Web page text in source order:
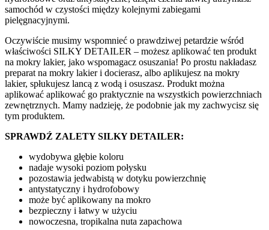
samochód w czystości między kolejnymi zabiegami
pielęgnacyjnymi.
Oczywiście musimy wspomnieć o prawdziwej petardzie wśród
właściwości SILKY DETAILER – możesz aplikować ten produkt
na mokry lakier, jako wspomagacz osuszania! Po prostu nakładasz
preparat na mokry lakier i docierasz, albo aplikujesz na mokry
lakier, spłukujesz lancą z wodą i osuszasz. Produkt można
aplikować aplikować go praktycznie na wszystkich powierzchniach
zewnętrznych. Mamy nadzieję, że podobnie jak my zachwycisz się
tym produktem.
SPRAWDŹ ZALETY SILKY DETAILER:
wydobywa głębie koloru
nadaje wysoki poziom połysku
pozostawia jedwabistą w dotyku powierzchnię
antystatyczny i hydrofobowy
może być aplikowany na mokro
bezpieczny i łatwy w użyciu
nowoczesna, tropikalna nuta zapachowa